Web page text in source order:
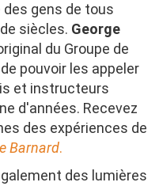
des gens de tous
siècles. George
du Groupe de
pouvoir les appeler
et instructeurs
d'années. Recevez
des expériences de
Barnard.
des lumières